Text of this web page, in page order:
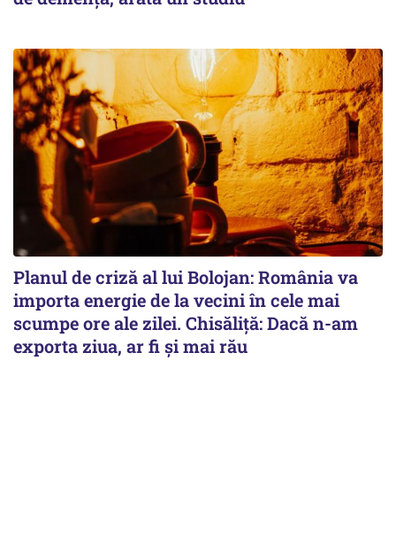
Planul de criză al lui Bolojan: România va
importa energie de la vecini în cele mai
scumpe ore ale zilei. Chisăliță: Dacă n-am
exporta ziua, ar fi și mai rău